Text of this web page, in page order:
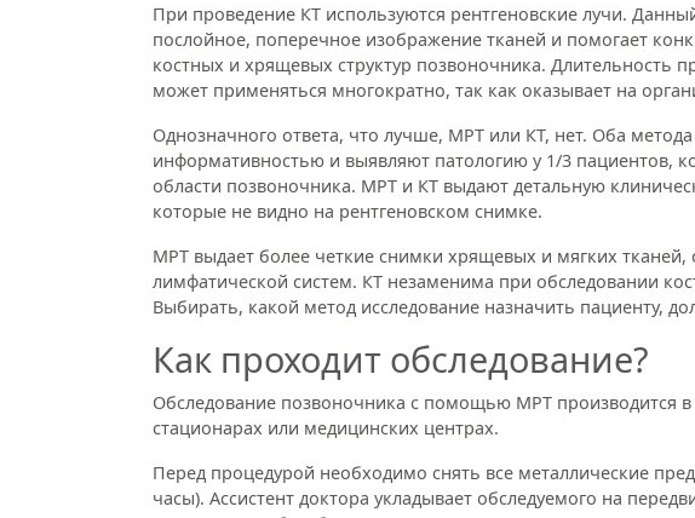
При проведение КТ используются рентгеновские лучи.
послойное, поперечное изображение тканей и помогает
костных и хрящевых структур позвоночника. Длительность
может применяться многократно, так как оказывает на
Однозначного ответа, что лучше, МРТ или КТ, нет. Оба
информативностью и выявляют патологию у 1/3 пациентов,
области позвоночника. МРТ и КТ выдают детальную
которые не видно на рентгеновском снимке.
МРТ выдает более четкие снимки хрящевых и мягких тканей,
лимфатической систем. КТ незаменима при обследовании
Выбирать, какой метод исследование назначить пациенту,
Как проходит обследование?
Обследование позвоночника с помощью МРТ производится
стационарах или медицинских центрах.
Перед процедурой необходимо снять все металлические
часы). Ассистент доктора укладывает обследуемого на